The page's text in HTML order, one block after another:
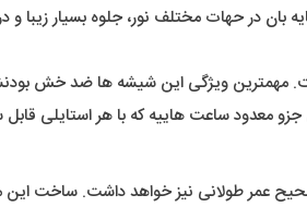
بان در حهات مختلف نور، جلوه بسیار زیبا
ویژگی این شیشه ها ضد خش
معدود ساعت هاییه که با هر استایلی
عمر طولانی نیز خواهد داشت. ساخت این